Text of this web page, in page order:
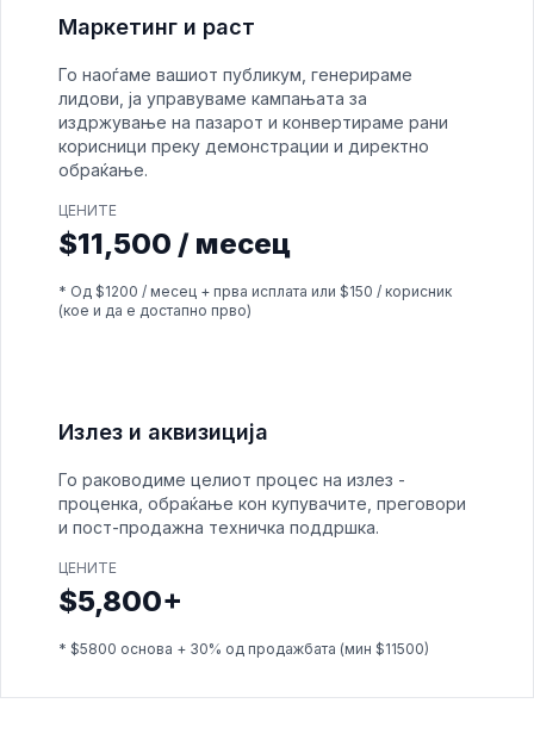
Маркетинг и раст
Го наоѓаме вашиот публикум, генерираме
лидови, ја управуваме кампањата за
издржување на пазарот и конвертираме рани
корисници преку демонстрации и директно
обраќање.
ЦЕНИТЕ
$11,500 / месец
* Од $1200 / месец + прва исплата или $150 / корисник
(кое и да е достапно прво)
Излез и аквизиција
Го раководиме целиот процес на излез -
проценка, обраќање кон купувачите, преговори
и пост-продажна техничка поддршка.
ЦЕНИТЕ
$5,800+
* $5800 основа + 30% од продажбата (мин $11500)